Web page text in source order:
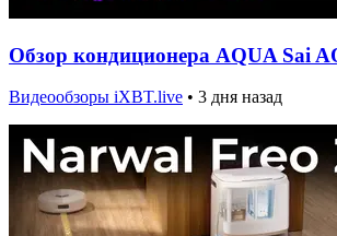
Обзор кондиционера AQUA Sai
Видеообзоры iXBT.live • 3 дня назад